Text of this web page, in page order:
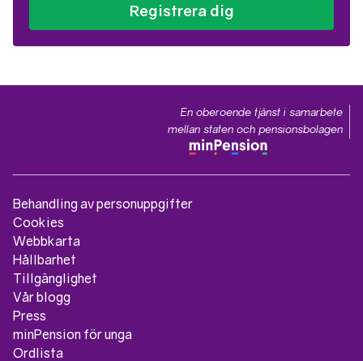
Registrera dig
En oberoende tjänst i samarbete
mellan staten och pensionsbolagen
Behandling av personuppgifter
Cookies
Webbkarta
Hållbarhet
Tillgänglighet
Vår blogg
Press
minPension för unga
Ordlista